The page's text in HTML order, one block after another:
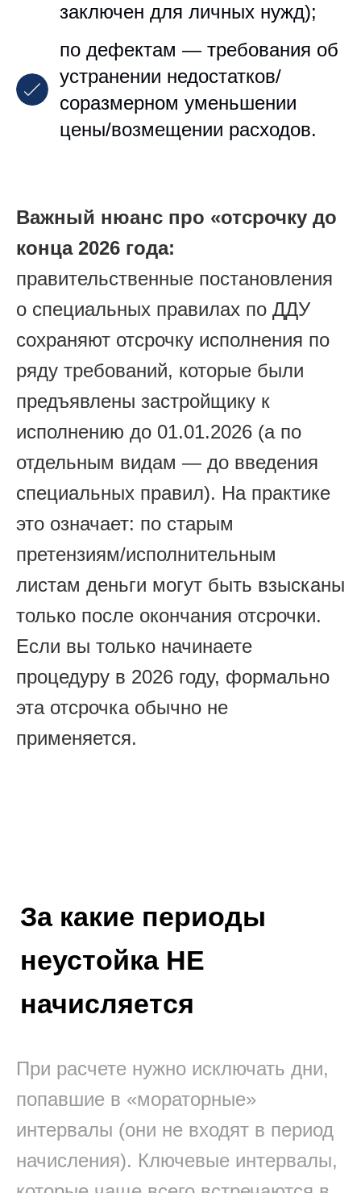
заключен для личных нужд);
по дефектам — требования об
устранении недостатков/
соразмерном уменьшении
цены/возмещении расходов.
Важный нюанс про «отсрочку до
конца 2026 года:
правительственные постановления
о специальных правилах по ДДУ
сохраняют отсрочку исполнения по
ряду требований, которые были
предъявлены застройщику к
исполнению до 01.01.2026 (а по
отдельным видам — до введения
специальных правил). На практике
это означает: по старым
претензиям/исполнительным
листам деньги могут быть взысканы
только после окончания отсрочки.
Если вы только начинаете
процедуру в 2026 году, формально
эта отсрочка обычно не
применяется.
За какие периоды
неустойка НЕ
начисляется
При расчете нужно исключать дни,
попавшие в «мораторные»
интервалы (они не входят в период
начисления). Ключевые интервалы,